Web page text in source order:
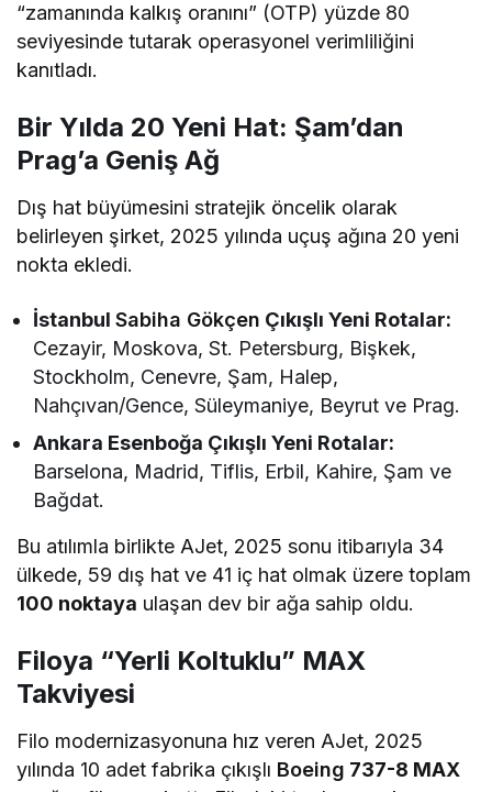
“zamanında kalkış oranını” (OTP) yüzde 80
seviyesinde tutarak operasyonel verimliliğini
kanıtladı.
Bir Yılda 20 Yeni Hat: Şam’dan
Prag’a Geniş Ağ
Dış hat büyümesini stratejik öncelik olarak
belirleyen şirket, 2025 yılında uçuş ağına 20 yeni
nokta ekledi.
İstanbulSabiha Gökçen Çıkışlı Yeni Rotalar:
Cezayir, Moskova, St. Petersburg, Bişkek,
Stockholm, Cenevre, Şam, Halep,
Nahçıvan/Gence, Süleymaniye, Beyrut ve Prag.
Ankara Esenboğa Çıkışlı Yeni Rotalar:
Barselona, Madrid, Tiflis, Erbil, Kahire, Şam ve
Bağdat.
Bu atılımla birlikte AJet, 2025 sonu itibarıyla 34
ülkede, 59 dış hat ve 41 iç hat olmak üzere toplam
100 noktaya ulaşan dev bir ağa sahip oldu.
Filoya “Yerli Koltuklu” MAX
Takviyesi
Filo modernizasyonuna hız veren AJet, 2025
yılında 10 adet fabrika çıkışlı Boeing 737-8 MAX